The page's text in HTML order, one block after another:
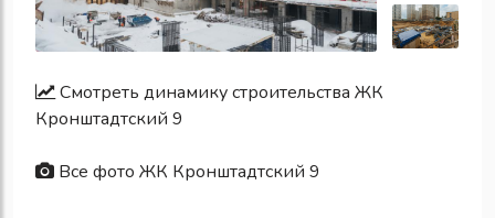
Смотреть динамику строительства ЖК
Кронштадтский 9
Все фото ЖК Кронштадтский 9